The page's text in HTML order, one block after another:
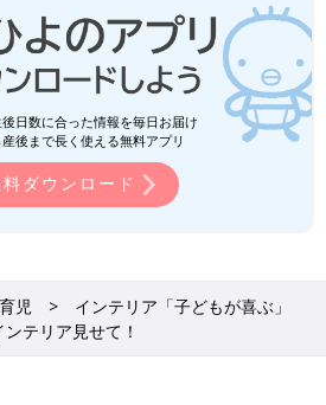
日数に合った情報を毎日お届け
後まで長く使える無料アプリ
ダウンロード
児
インテリア「子どもが喜ぶ」
テリア見せて！